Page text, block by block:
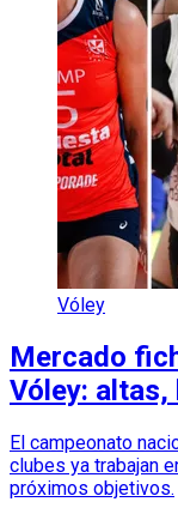
Vóley
Mercado
Vóley: altas,
El campeonato
clubes ya trabajan
próximos objetivos.